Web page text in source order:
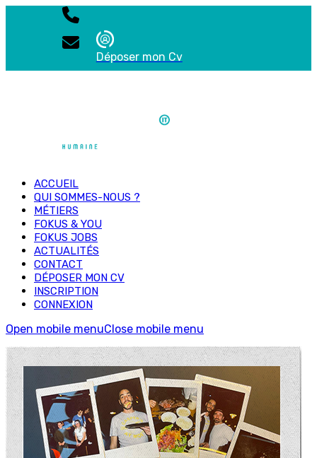
Déposer mon Cv
ACCUEIL
QUI SOMMES-NOUS ?
MÉTIERS
FOKUS & YOU
FOKUS JOBS
ACTUALITÉS
CONTACT
DÉPOSER MON CV
INSCRIPTION
CONNEXION
Open mobile menuClose mobile menu